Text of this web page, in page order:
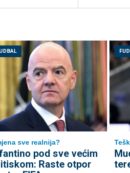
sve realnija?
pod sve većim
Raste otpor